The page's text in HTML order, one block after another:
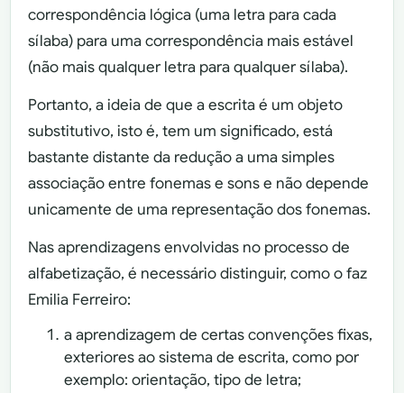
correspondência lógica (uma letra para cada
sílaba) para uma correspondência mais estável
(não mais qualquer letra para qualquer sílaba).
Portanto, a ideia de que a escrita é um objeto
substitutivo, isto é, tem um significado, está
bastante distante da redução a uma simples
associação entre fonemas e sons e não depende
unicamente de uma representação dos fonemas.
Nas aprendizagens envolvidas no processo de
alfabetização, é necessário distinguir, como o faz
Emilia Ferreiro:
a aprendizagem de certas convenções fixas,
exteriores ao sistema de escrita, como por
exemplo: orientação, tipo de letra;